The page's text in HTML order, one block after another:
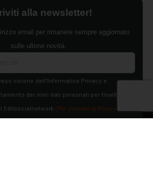
alla newsletter!
email per rimanere sempre aggiornato
sulle ultime novità.
visione dell'Informativa Privacy e
dei miei dati personali per finalità di
Edilsocialnetwork (Per visionare la Privacy Policy